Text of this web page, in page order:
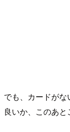
でも、カードが
良いか、このあと